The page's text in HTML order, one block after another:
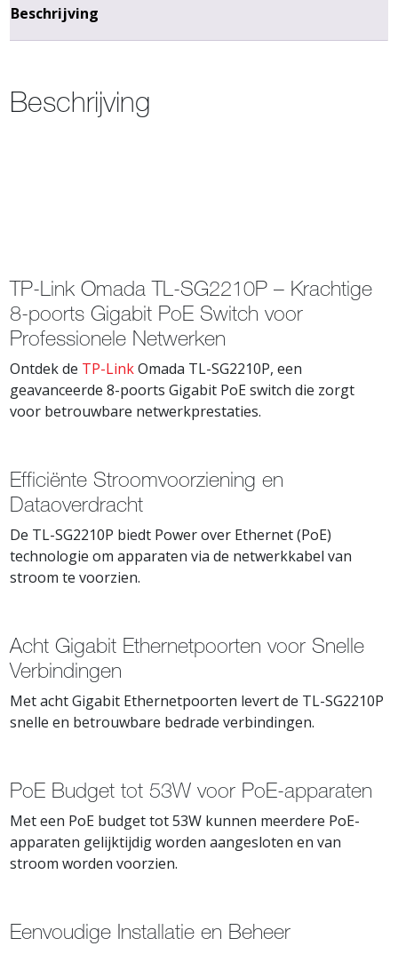
Beschrijving
Beschrijving
TP-Link Omada TL-SG2210P – Krachtige
8-poorts Gigabit PoE Switch voor
Professionele Netwerken
Ontdek de TP-LinkOmada TL-SG2210P, een
geavanceerde 8-poorts Gigabit PoE switch die zorgt
voor betrouwbare netwerkprestaties.
Efficiënte Stroomvoorziening en
Dataoverdracht
De TL-SG2210P biedt Power over Ethernet (PoE)
technologie om apparaten via de netwerkkabel van
stroom te voorzien.
Acht Gigabit Ethernetpoorten voor Snelle
Verbindingen
Met acht Gigabit Ethernetpoorten levert de TL-SG2210P
snelle en betrouwbare bedrade verbindingen.
PoE Budget tot 53W voor PoE-apparaten
Met een PoE budget tot 53W kunnen meerdere PoE-
apparaten gelijktijdig worden aangesloten en van
stroom worden voorzien.
Eenvoudige Installatie en Beheer